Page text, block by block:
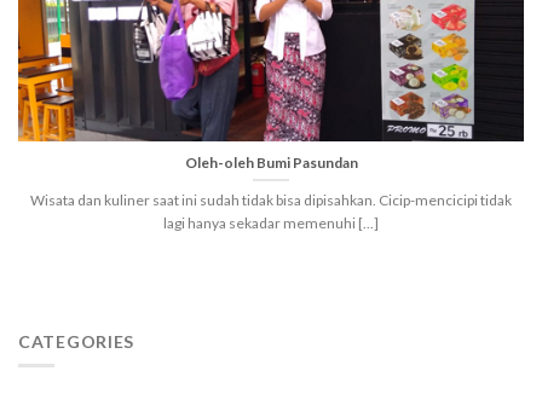
CATEGORIES
Oleh-oleh Bumi Pasundan
Wisata dan kuliner saat ini sudah tidak bisa dipisahkan. Cicip-mencicipi tidak
lagi hanya sekadar memenuhi [...]